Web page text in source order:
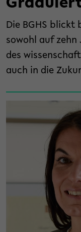
Die BGHS blickt
sowohl auf zehn
des
auch in die